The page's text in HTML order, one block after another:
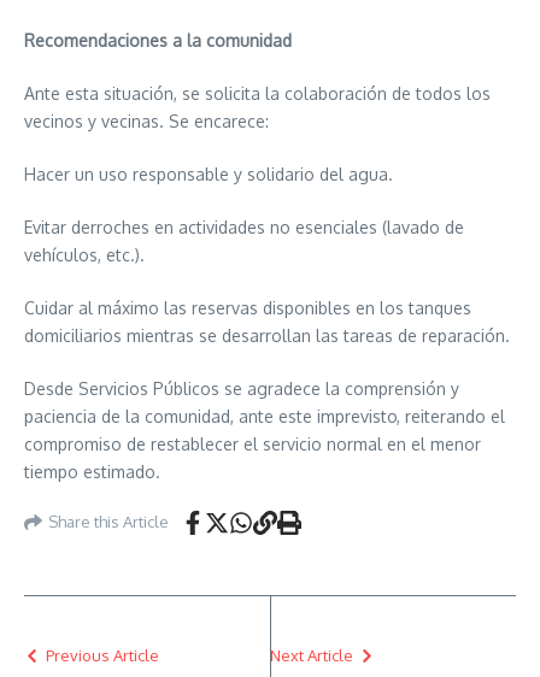
Recomendaciones a la comunidad
Ante esta situación, se solicita la colaboración de todos los
vecinos y vecinas. Se encarece:
Hacer un uso responsable y solidario del agua.
Evitar derroches en actividades no esenciales (lavado de
vehículos, etc.).
Cuidar al máximo las reservas disponibles en los tanques
domiciliarios mientras se desarrollan las tareas de reparación.
Desde Servicios Públicos se agradece la comprensión y
paciencia de la comunidad, ante este imprevisto, reiterando el
compromiso de restablecer el servicio normal en el menor
tiempo estimado.
Share this Article
Previous Article Next Article